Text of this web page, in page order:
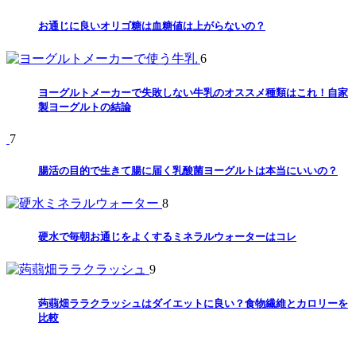
お通じに良いオリゴ糖は血糖値は上がらないの？
6
ヨーグルトメーカーで失敗しない牛乳のオススメ種類はこれ！自家
製ヨーグルトの結論
7
腸活の目的で生きて腸に届く乳酸菌ヨーグルトは本当にいいの？
8
硬水で毎朝お通じをよくするミネラルウォーターはコレ
9
蒟蒻畑ララクラッシュはダイエットに良い？食物繊維とカロリーを
比較